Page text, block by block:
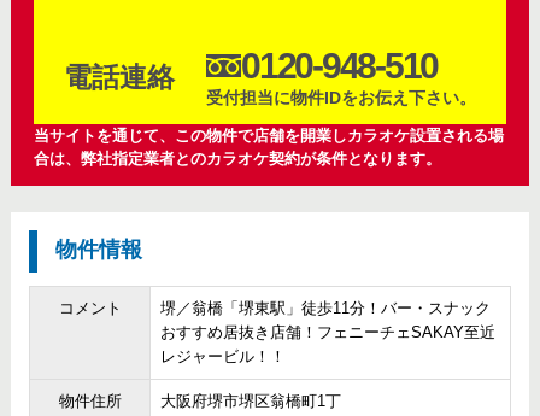
電話連絡 0120-948-510
受付担当に物件IDをお伝え下さい。
当サイトを通じて、この物件で店舗を開業しカラオケ設置される場
合は、弊社指定業者とのカラオケ契約が条件となります。
物件情報
コメント
堺／翁橋「堺東駅」徒歩11分！バー・スナック
おすすめ居抜き店舗！フェニーチェSAKAY至近
レジャービル！！
物件住所 大阪府堺市堺区翁橋町1丁